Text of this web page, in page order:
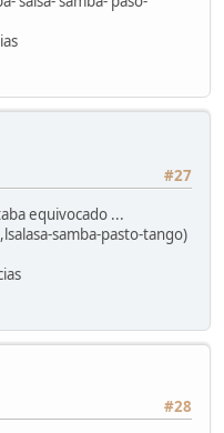
#27
equivocado ...
samba-pasto-tango)
#28